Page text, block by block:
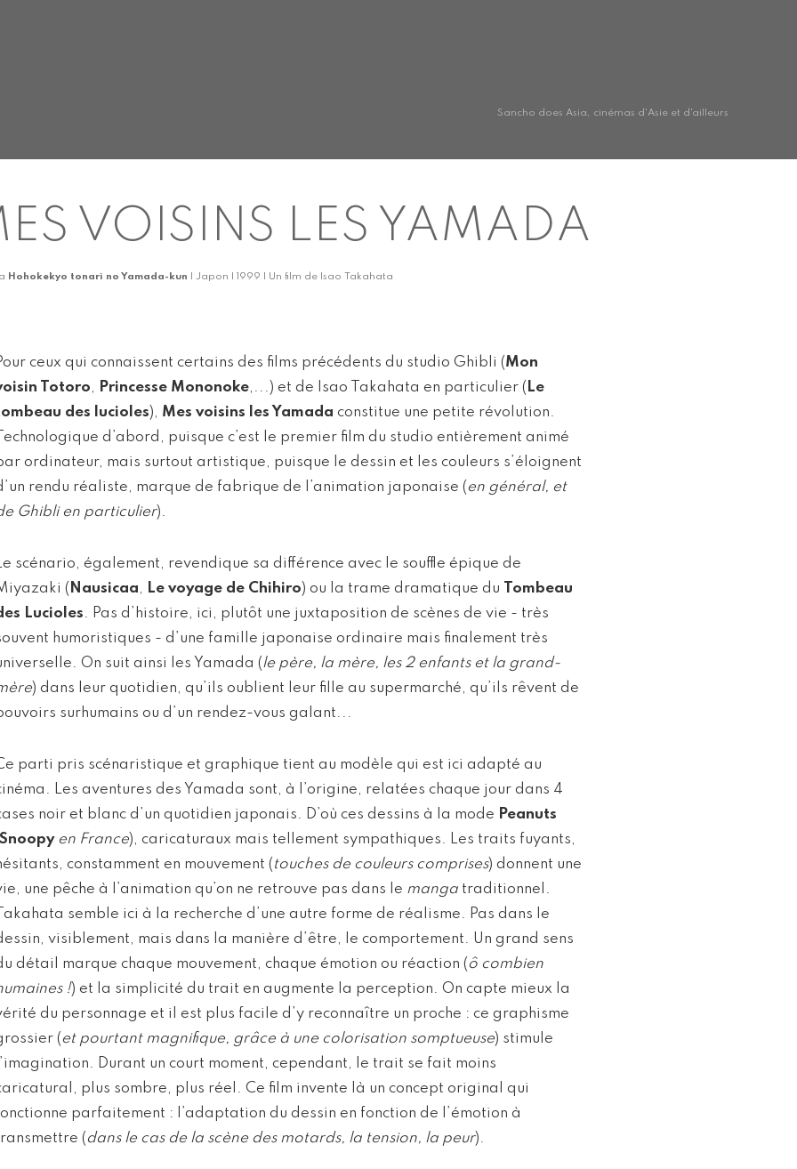
Sancho does Asia, cinémas d'Asie et d'ailleurs
VOISINS LES YAMADA
Hohokekyo tonari no Yamada-kun | Japon | 1999 | Un film de Isao Takahata
ceux qui connaissent certains des films précédents du studio Ghibli (Mon
Totoro, Princesse Mononoke,...) et de Isao Takahata en particulier ( Le
des lucioles), Mes voisins les Yamada constitue une petite révolution.
d’abord, puisque c’est le premier film du studio entièrement animé
ordinateur, mais surtout artistique, puisque le dessin et les couleurs s’éloignent
rendu réaliste, marque de fabrique de l’animation japonaise (en général, et
Ghibli en particulier).
scénario, également, revendique sa différence avec le souffle épique de
( Nausicaa, Le voyage de Chihiro) ou la trame dramatique du
Tombeau
Lucioles. Pas d’histoire, ici, plutôt une juxtaposition de scènes de vie - très
humoristiques - d’une famille japonaise ordinaire mais finalement très
On suit ainsi les Yamada (le père, la mère, les 2 enfants et la grand-
) dans leur quotidien, qu’ils oublient leur fille au supermarché, qu’ils rêvent de
surhumains ou d’un rendez-vous galant...
parti pris scénaristique et graphique tient au modèle qui est ici adapté au
Les aventures des Yamada sont, à l’origine, relatées chaque jour dans 4
noir et blanc d’un quotidien japonais. D’où ces dessins à la mode Peanuts
Snoopy en France), caricaturaux mais tellement sympathiques. Les traits fuyants,
constamment en mouvement (touches de couleurs comprises) donnent une
une pêche à l’animation qu’on ne retrouve pas dans le manga traditionnel.
semble ici à la recherche d’une autre forme de réalisme. Pas dans le
visiblement, mais dans la manière d’être, le comportement. Un grand sens
détail marque chaque mouvement, chaque émotion ou réaction (ô combien
!) et la simplicité du trait en augmente la perception. On capte mieux la
du personnage et il est plus facile d’y reconnaître un proche : ce graphisme
(et pourtant magnifique, grâce à une colorisation somptueuse) stimule
Durant un court moment, cependant, le trait se fait moins
plus sombre, plus réel. Ce film invente là un concept original qui
parfaitement : l’adaptation du dessin en fonction de l’émotion à
(dans le cas de la scène des motards, la tension, la peur).